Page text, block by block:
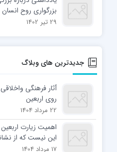
بزرگواری روح انسان
29 تیر 1402
جدیدترین های وبلاگ
آثار فرهنگی واخلاقی
روی اربعین
22 مرداد 1404
اهمیت زیارت اربعین
این نیست که از
ایمان محسوب
17 مرداد 1404